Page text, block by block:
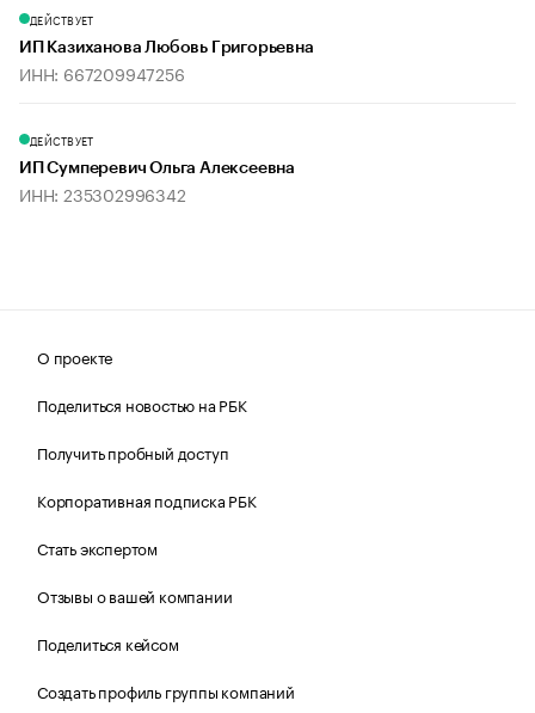
ДЕЙСТВУЕТ
ИП Казиханова Любовь Григорьевна
ИНН: 667209947256
ДЕЙСТВУЕТ
ИП Сумперевич Ольга Алексеевна
ИНН: 235302996342
О проекте
Поделиться новостью на РБК
Получить пробный доступ
Корпоративная подписка РБК
Стать экспертом
Отзывы о вашей компании
Поделиться кейсом
Создать профиль группы компаний